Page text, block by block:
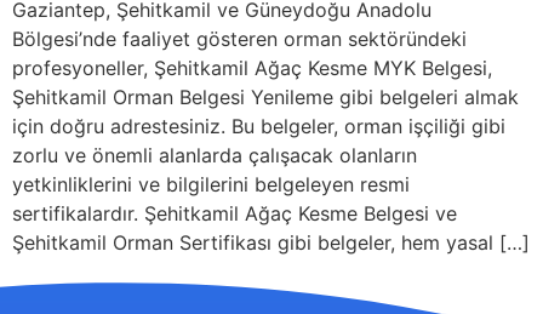
Gaziantep, Şehitkamil ve Güneydoğu Anadolu
Bölgesi’nde faaliyet gösteren orman sektöründeki
profesyoneller, Şehitkamil Ağaç Kesme MYK Belgesi,
Şehitkamil Orman Belgesi Yenileme gibi belgeleri almak
için doğru adrestesiniz. Bu belgeler, orman işçiliği gibi
zorlu ve önemli alanlarda çalışacak olanların
yetkinliklerini ve bilgilerini belgeleyen resmi
sertifikalardır. Şehitkamil Ağaç Kesme Belgesi ve
Şehitkamil Orman Sertifikası gibi belgeler, hem yasal […]